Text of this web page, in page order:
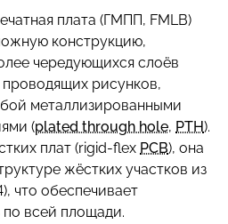
плата (ГМПП, FMLB)
конструкцию,
чередующихся слоёв
проводящих рисунков,
металлизированными
(plated through hole, PTH).
плат (rigid-flex PCB), она
жёстких участков из
что обеспечивает
всей площади.